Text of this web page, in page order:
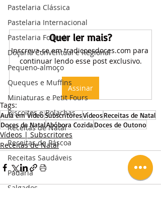
Pastelaria Clássica
Pastelaria Internacional
Pastelaria Folhada
Doçaria Conventual e Regional
Pequeno-almoço
Queques e Muffins
Miniaturas e Petit Fours
Biscoitos e Bolachas
Receitas de Natal
Receitas de Páscoa
Receitas Saudáveis
Padaria
Salgados
Quer ler mais?
Inscreva-se em tradicoesdoces.com para
continuar lendo esse post exclusivo.
Assinar
Tags:
Aula em VídeoSubscritoresVídeosReceitas de Natal
Doces de NatalAbóbora Cozida Doces de Outono
Vídeos | Subscritores
Receitas de Natal